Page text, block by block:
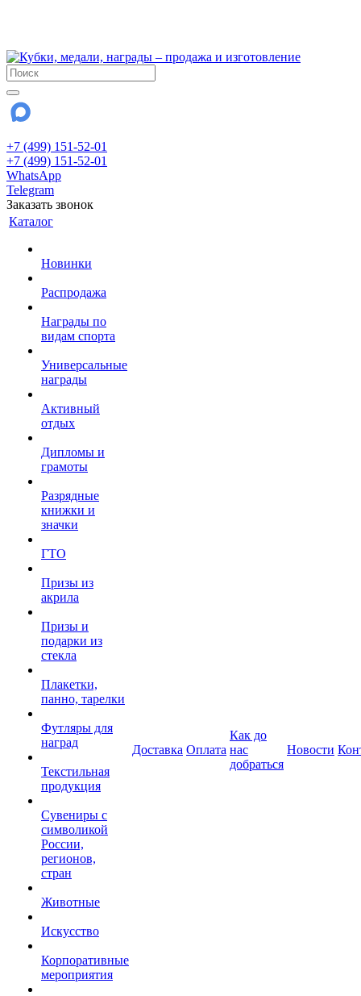
+7 (499) 151-52-01
+7 (499) 151-52-01
WhatsApp
Telegram
Заказать звонок
Каталог
Новинки
Распродажа
Награды по
видам спорта
Универсальные
награды
Активный
отдых
Дипломы и
грамоты
Разрядные
книжки и
значки
ГТО
Призы из
акрила
Призы и
подарки из
стекла
Плакетки,
панно, тарелки
Футляры для
наград
Текстильная
продукция
Сувениры с
символикой
России,
регионов,
стран
Животные
Искусство
Корпоративные
мероприятия
Доставка Оплата
Как до
нас
добраться
Новости